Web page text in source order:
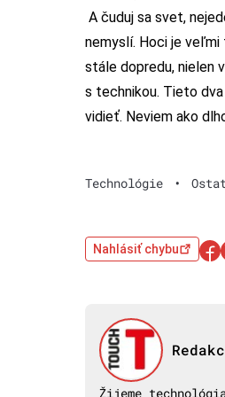
A čuduj sa svet,
nemyslí. Hoci je
stále dopredu, nielen
s technikou. Tieto
vidieť. Neviem ako
Technológie •
Nahlásiť chybu
Žijeme